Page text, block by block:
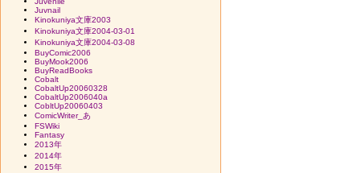
Juvnail
Kinokuniya文庫2003
Kinokuniya文庫2004-03-01
Kinokuniya文庫2004-03-08
BuyComic2006
BuyMook2006
BuyReadBooks
Cobalt
CobaltUp20060328
CobaltUp2006040a
CobltUp20060403
ComicWriter_あ
FSWiki
Fantasy
2013年
2014年
2015年